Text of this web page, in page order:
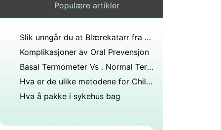
Populære artikler
Slik unngår du at Blærekatarr fra Prevensjon
Komplikasjoner av Oral Prevensjon
Basal Termometer Vs . Normal Termometer
Hva er de ulike metodene for Childbirth Levering
Hva å pakke i sykehus bag